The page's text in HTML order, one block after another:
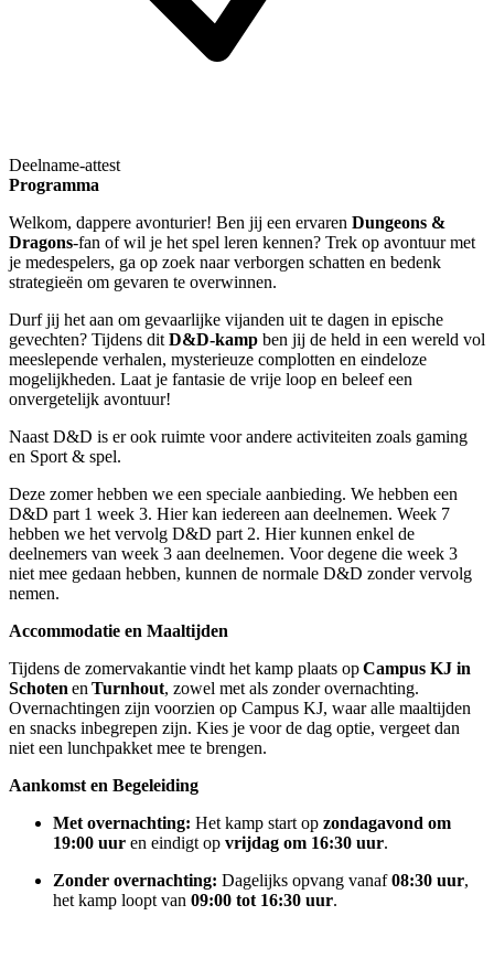
Deelname-attest
Programma
Welkom, dappere avonturier! Ben jij een ervaren Dungeons &
Dragons-fan of wil je het spel leren kennen? Trek op avontuur met
je medespelers, ga op zoek naar verborgen schatten en bedenk
strategieën om gevaren te overwinnen.
Durf jij het aan om gevaarlijke vijanden uit te dagen in epische
gevechten? Tijdens dit D&D-kamp ben jij de held in een wereld vol
meeslepende verhalen, mysterieuze complotten en eindeloze
mogelijkheden. Laat je fantasie de vrije loop en beleef een
onvergetelijk avontuur!
Naast D&D is er ook ruimte voor andere activiteiten zoals gaming
en Sport & spel.
Deze zomer hebben we een speciale aanbieding. We hebben een
D&D part 1 week 3. Hier kan iedereen aan deelnemen. Week 7
hebben we het vervolg D&D part 2. Hier kunnen enkel de
deelnemers van week 3 aan deelnemen. Voor degene die week 3
niet mee gedaan hebben, kunnen de normale D&D zonder vervolg
nemen.
Accommodatie en Maaltijden
Tijdens de zomervakantie vindt het kamp plaats opCampus KJ in
Schoten en Turnhout, zowel met als zonder overnachting.
Overnachtingen zijn voorzien op Campus KJ, waar alle maaltijden
en snacks inbegrepen zijn. Kies je voor de dag optie, vergeet dan
niet een lunchpakket mee te brengen.
Aankomst en Begeleiding
Met overnachting: Het kamp start op zondagavond om
19:00 uur en eindigt op vrijdag om 16:30 uur.
Zonder overnachting: Dagelijks opvang vanaf08:30 uur,
het kamp loopt van 09:00 tot 16:30 uur.